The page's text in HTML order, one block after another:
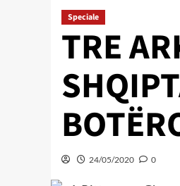
Speciale
TRE
24/05/2020 0